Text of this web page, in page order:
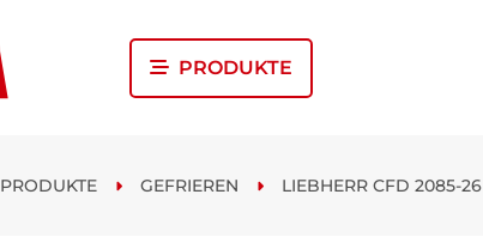
PRODUKTE
PRODUKTE GEFRIEREN LIEBHERR CFD 2085-26